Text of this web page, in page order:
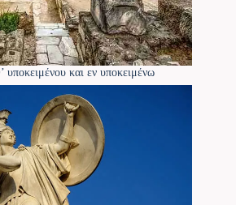
και εν υποκειμένω